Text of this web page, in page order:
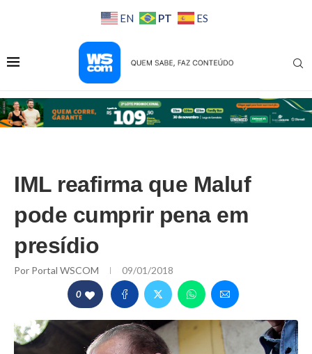
EN PT ES
IML reafirma que Maluf
pode cumprir pena em
presídio
Por Portal WSCOM 09/01/2018
0